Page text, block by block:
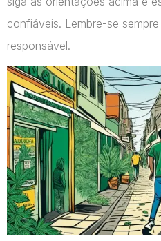
confiáveis. Lembre-se
responsável.